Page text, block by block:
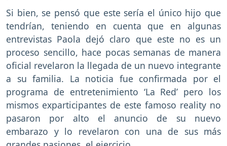
Si bien, se pensó que este sería el único hijo que
tendrían, teniendo en cuenta que en algunas
entrevistas Paola dejó claro que este no es un
proceso sencillo, hace pocas semanas de manera
oficial revelaron la llegada de un nuevo integrante
a su familia. La noticia fue confirmada por el
programa de entretenimiento ‘La Red’ pero los
mismos exparticipantes de este famoso reality no
pasaron por alto el anuncio de su nuevo
embarazo y lo revelaron con una de sus más